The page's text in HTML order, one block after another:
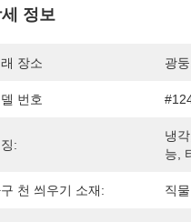
정보
장소 광
번호
:
냉
능,
천 씌우기 소재: 직물